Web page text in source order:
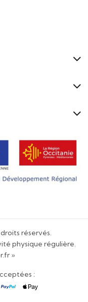
droits réservés.
physique régulière.
»
: